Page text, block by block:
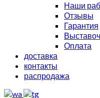
Наши
Отзывы
Гарантия
Оплата
доставка
контакты
распродажа